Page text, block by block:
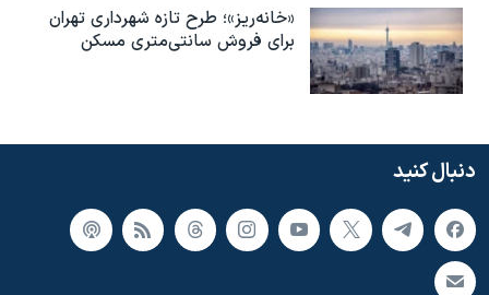
«خانه‌ریز»؛ طرح تازه شهرداری تهران
برای فروش سانتی‌متری مسکن
دنبال کنید